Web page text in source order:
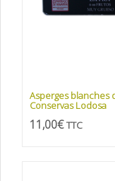
Asperges blanches
Conservas Lodosa
11,00€ TTC